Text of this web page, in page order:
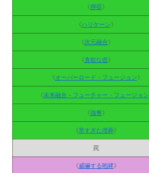
《押収》
《ハリケーン》
《次元融合》
《貪欲な壺》
《オーバーロード・フュージョン》
《未来融合－フューチャー・フュージョン
《強奪》
《早すぎた埋葬》
罠
《威嚇する咆哮》